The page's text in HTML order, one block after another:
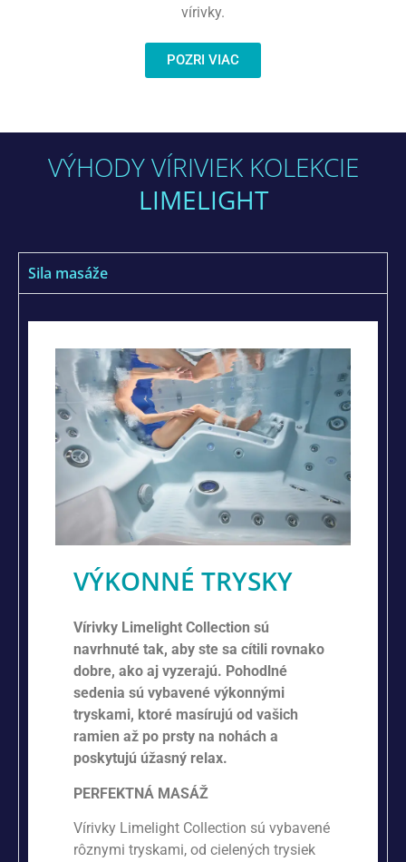
vírivky.
POZRI VIAC
VÝHODY VÍRIVIEK KOLEKCIE
LIMELIGHT
Sila masáže
VÝKONNÉ TRYSKY
Vírivky Limelight Collection sú
navrhnuté tak, aby ste sa cítili rovnako
dobre, ako aj vyzerajú. Pohodlné
sedenia sú vybavené výkonnými
tryskami, ktoré masírujú od vašich
ramien až po prsty na nohách a
poskytujú úžasný relax.
PERFEKTNÁ MASÁŽ
Vírivky Limelight Collection sú vybavené
rôznymi tryskami, od cielených trysiek